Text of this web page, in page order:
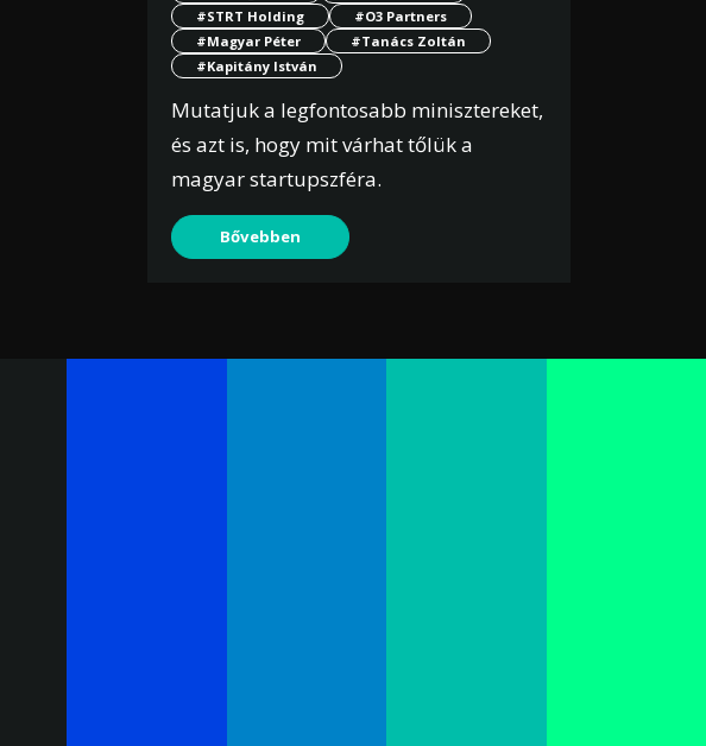
#STRT Holding
#O3 Partners
#Magyar Péter
#Tanács Zoltán
#Kapitány István
Mutatjuk a legfontosabb minisztereket,
és azt is, hogy mit várhat tőlük a
magyar startupszféra.
Bővebben